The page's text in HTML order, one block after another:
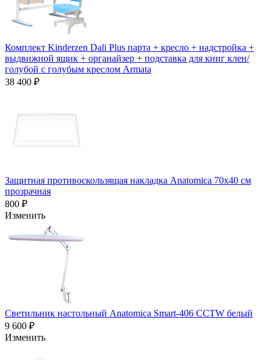
Комплект Kinderzen Dali Plus парта + кресло + надстройка +
выдвижной ящик + органайзер + подставка для книг клен/
голубой с голубым креслом Armata
38 400 ₽
Защитная противоскользящая накладка Anatomica 70х40 см
прозрачная
800 ₽
Изменить
Светильник настольный Anatomica Smart-406 CCTW белый
9 600 ₽
Изменить